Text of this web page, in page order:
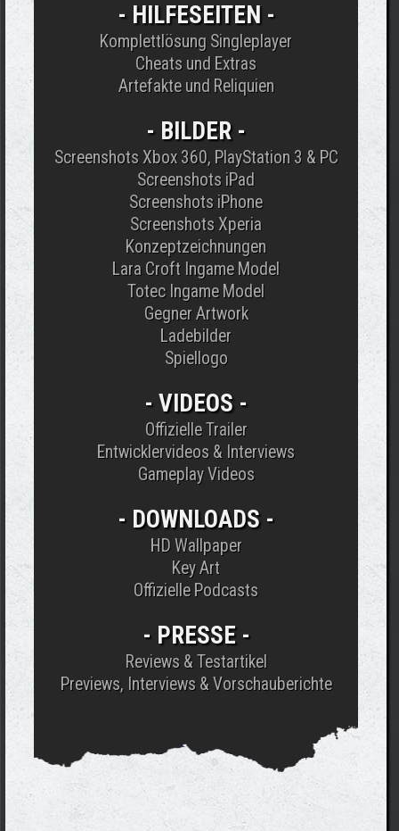
- HILFESEITEN-
Komplettlösung Singleplayer
Cheats und Extras
Artefakte und Reliquien
- BILDER-
Screenshots Xbox 360, PlayStation 3 & PC
Screenshots iPad
Screenshots iPhone
Screenshots Xperia
Konzeptzeichnungen
Lara Croft Ingame Model
Totec Ingame Model
Gegner Artwork
Ladebilder
Spiellogo
- VIDEOS -
Offizielle Trailer
Entwicklervideos & Interviews
Gameplay Videos
- DOWNLOADS -
HD Wallpaper
Key Art
Offizielle Podcasts
- PRESSE-
Reviews & Testartikel
Previews, Interviews & Vorschauberichte